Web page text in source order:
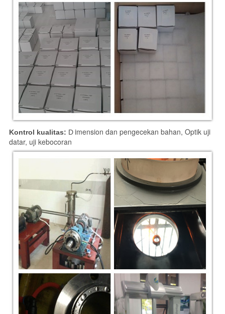
Kontrol kualitas: Dimension dan pengecekan bahan, Optik uji
datar, uji kebocoran